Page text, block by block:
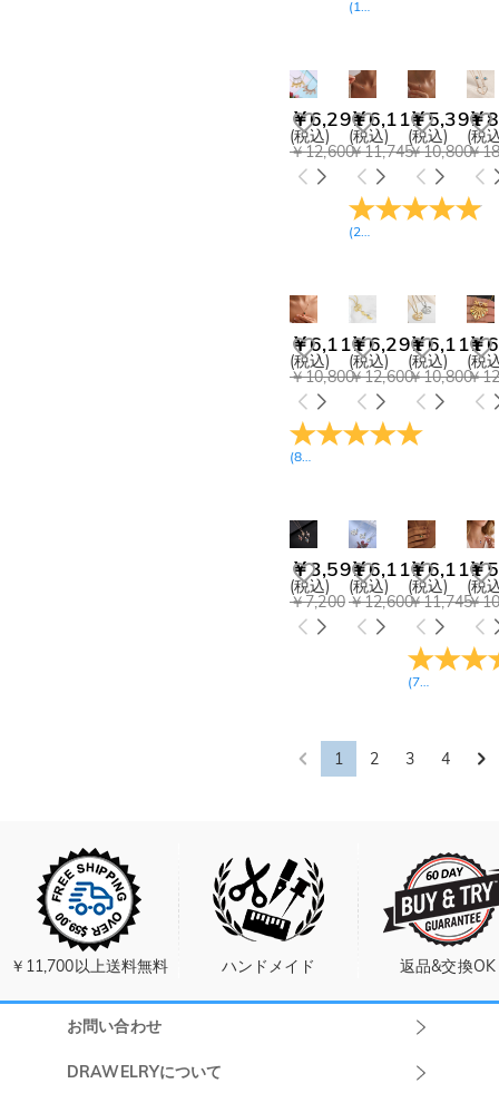
(10 レビュー
￥6,291
(税込)
￥12,600
￥6,111
(税込)
￥11,745
(29 レビュー
￥5,391
(税込)
￥10,800
￥
(税
￥
￥6,111
(税込)
￥10,800
(8レビュー
￥6,291
(税込)
￥12,600
￥6,111
(税込)
￥10,800
￥
(税
￥
￥3,591
(税込)
￥7,200
￥6,111
(税込)
￥12,600
￥6,111
(税込)
￥11,745
(7レビュー
￥
(税
￥
1 2 3 4
￥11,700以上送料無料 ハンドメイド 返品&交換OK
お問い合わせ
DRAWELRYについて